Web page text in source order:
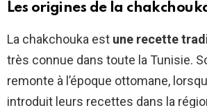
Les origines de la
La chakchouka est une recette
très connue dans toute la Tunisie.
remonte à l’époque ottomane,
introduit leurs recettes dans la